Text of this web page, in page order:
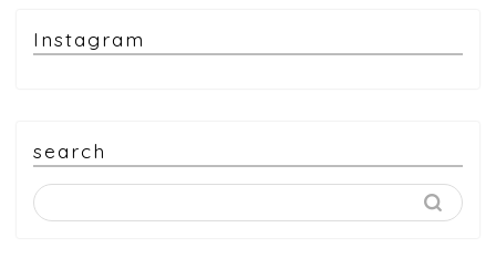
Instagram
search